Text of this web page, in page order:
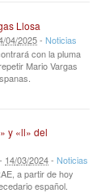
Llosa
/04/2025- Noticias
con la pluma
Mario Vargas
y «ll» del
14/03/2024- Noticias
a partir de hoy
español.